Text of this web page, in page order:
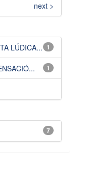
next >
1
LÚDICA...
1
7